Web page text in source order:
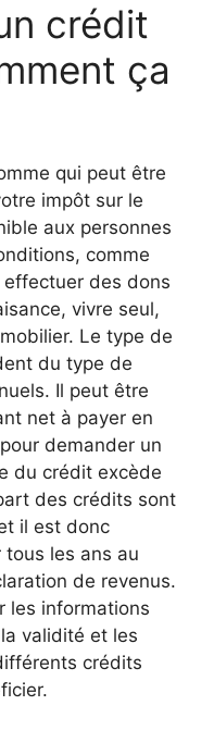
crédit
ça
qui peut être
impôt sur le
aux personnes
comme
des dons
vivre seul,
Le type de
du type de
Il peut être
net à payer en
demander un
du crédit excède
des crédits sont
il est donc
les ans au
de revenus.
les informations
validité et les
crédits